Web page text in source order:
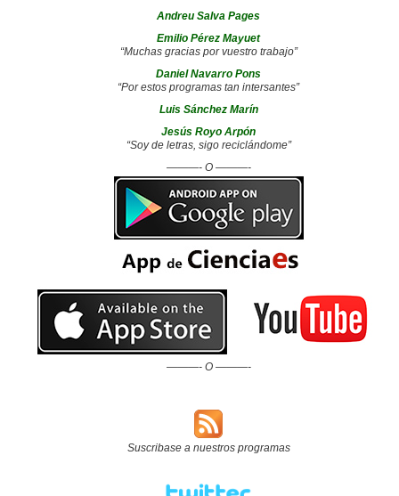
Andreu Salva Pages
Emilio Pérez Mayuet
“Muchas gracias por vuestro trabajo”
Daniel Navarro Pons
“Por estos programas tan intersantes”
Luis Sánchez Marín
Jesús Royo Arpón
“Soy de letras, sigo reciclándome”
———- O ———-
———- O ———-
Suscribase a nuestros programas